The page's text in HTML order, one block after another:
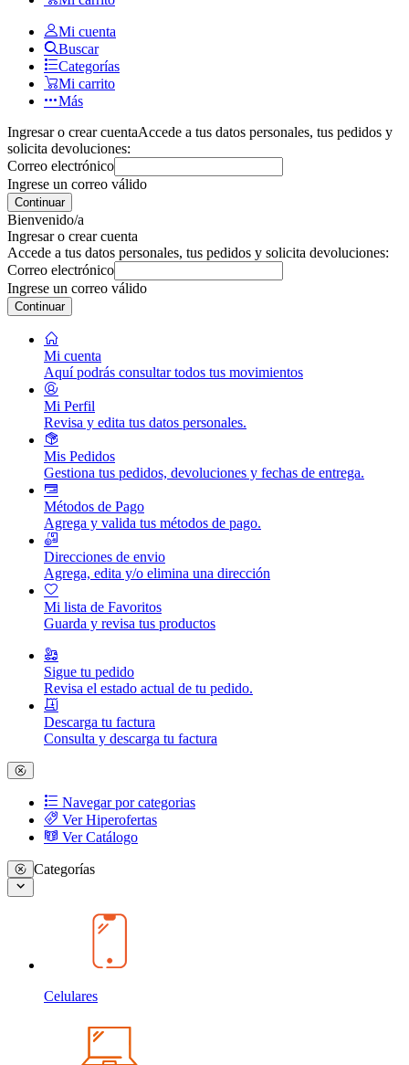
Mi cuenta
Buscar
Categorías
Mi carrito
Más
Ingresar o crear cuentaAccede a tus datos personales, tus pedidos y
solicita devoluciones:
Correo electrónico
Ingrese un correo válido
Continuar
Bienvenido/a
Ingresar o crear cuenta
Accede a tus datos personales, tus pedidos y solicita devoluciones:
Correo electrónico
Ingrese un correo válido
Continuar
Mi cuenta
Aquí podrás consultar todos tus movimientos
Mi Perfil
Revisa y edita tus datos personales.
Mis Pedidos
Gestiona tus pedidos, devoluciones y fechas de entrega.
Métodos de Pago
Agrega y valida tus métodos de pago.
Direcciones de envio
Agrega, edita y/o elimina una dirección
Mi lista de Favoritos
Guarda y revisa tus productos
Sigue tu pedido
Revisa el estado actual de tu pedido.
Descarga tu factura
Consulta y descarga tu factura
Navegar por categorias
Ver Hiperofertas
Ver Catálogo
Categorías
Celulares